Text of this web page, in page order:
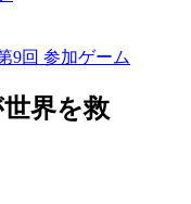
9回 参加ゲーム
界を救